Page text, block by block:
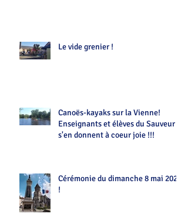
Le vide grenier !
Canoës-kayaks sur la Vienne!
Enseignants et élèves du Sauveur
s'en donnent à coeur joie !!!
Cérémonie du dimanche 8 mai 2022
!